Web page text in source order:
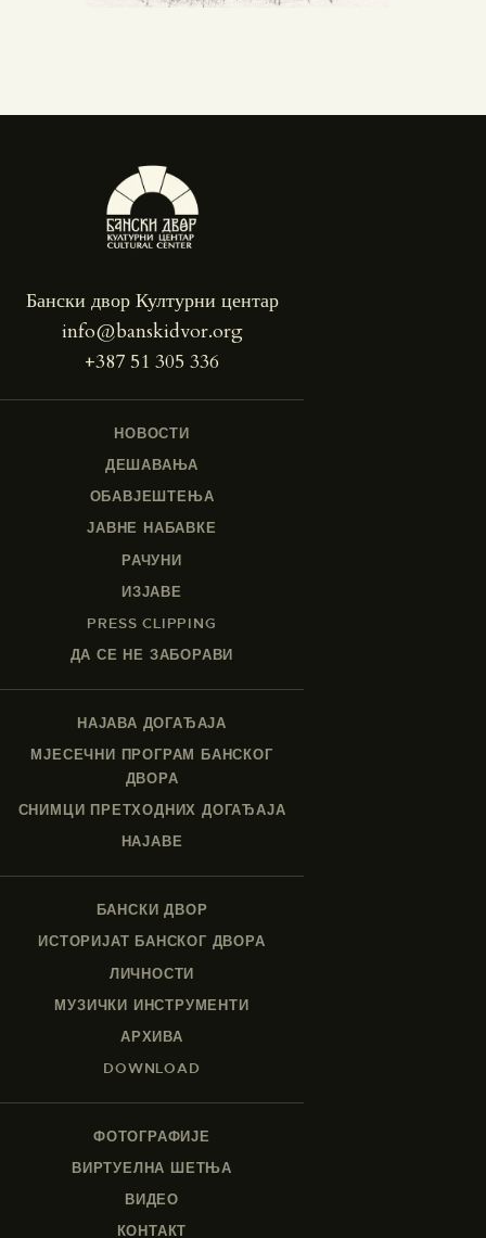
Бански двор Културни центар
info@banskidvor.org
+387 51 305 336
НОВОСТИ
ДЕШАВАЊА
ОБАВЈЕШТЕЊА
ЈАВНЕ НАБАВКЕ
РАЧУНИ
ИЗЈАВЕ
PRESS CLIPPING
ДА СЕ НЕ ЗАБОРАВИ
НАЈАВА ДОГАЂАЈА
МЈЕСЕЧНИ ПРОГРАМ БАНСКОГ
ДВОРА
СНИМЦИ ПРЕТХОДНИХ ДОГАЂАЈА
НАЈАВЕ
БАНСКИ ДВОР
ИСТОРИЈАТ БАНСКОГ ДВОРА
ЛИЧНОСТИ
МУЗИЧКИ ИНСТРУМЕНТИ
АРХИВА
DOWNLOAD
ФОТОГРАФИЈЕ
ВИРТУЕЛНА ШЕТЊА
ВИДЕО
КОНТАКТ